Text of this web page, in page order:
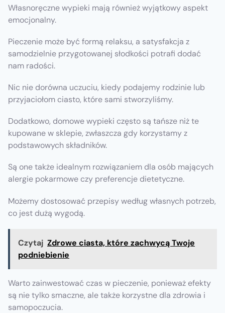
Własnoręczne wypieki mają również wyjątkowy aspekt
emocjonalny.
Pieczenie może być formą relaksu, a satysfakcja z
samodzielnie przygotowanej słodkości potrafi dodać
nam radości.
Nic nie dorówna uczuciu, kiedy podajemy rodzinie lub
przyjaciołom ciasto, które sami stworzyliśmy.
Dodatkowo, domowe wypieki często są tańsze niż te
kupowane w sklepie, zwłaszcza gdy korzystamy z
podstawowych składników.
Są one także idealnym rozwiązaniem dla osób mających
alergie pokarmowe czy preferencje dietetyczne.
Możemy dostosować przepisy według własnych potrzeb,
co jest dużą wygodą.
Czytaj Zdrowe ciasta, które zachwycą Twoje
podniebienie
Warto zainwestować czas w pieczenie, ponieważ efekty
są nie tylko smaczne, ale także korzystne dla zdrowia i
samopoczucia.